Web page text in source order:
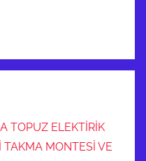
TOPUZ ELEKTİRİK
MONTESİ VE